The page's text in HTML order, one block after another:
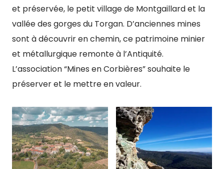
et préservée, le petit village de Montgaillard et la
vallée des gorges du Torgan. D’anciennes mines
sont à découvrir en chemin, ce patrimoine minier
et métallurgique remonte à l’Antiquité.
L’association “Mines en Corbières” souhaite le
préserver et le mettre en valeur.